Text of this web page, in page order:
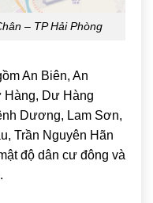
– TP Hải Phòng
An Biên, An
Dư Hàng
Dương, Lam Sơn,
Trần Nguyên Hãn
độ dân cư đông và